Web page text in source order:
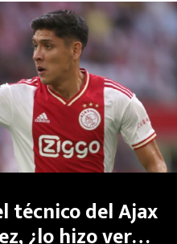
técnico del Ajax
¿lo hizo ver